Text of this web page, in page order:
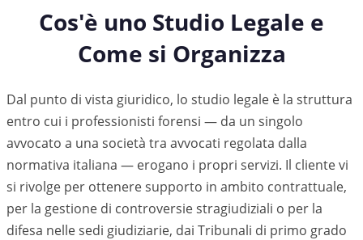
Cos'è uno Studio Legale e
Come si Organizza
Dal punto di vista giuridico, lo studio legale è la struttura
entro cui i professionisti forensi — da un singolo
avvocato a una società tra avvocati regolata dalla
normativa italiana — erogano i propri servizi. Il cliente vi
si rivolge per ottenere supporto in ambito contrattuale,
per la gestione di controversie stragiudiziali o per la
difesa nelle sedi giudiziarie, dai Tribunali di primo grado